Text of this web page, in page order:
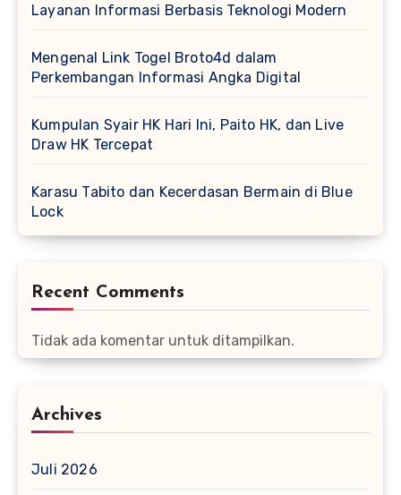
Layanan Informasi Berbasis Teknologi Modern
Mengenal Link Togel Broto4d dalam
Perkembangan Informasi Angka Digital
Kumpulan Syair HK Hari Ini, Paito HK, dan Live
Draw HK Tercepat
Karasu Tabito dan Kecerdasan Bermain di Blue
Lock
Recent Comments
Tidak ada komentar untuk ditampilkan.
Archives
Juli 2026